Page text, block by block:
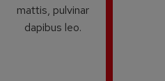
mattis, pulvinar
dapibus leo.